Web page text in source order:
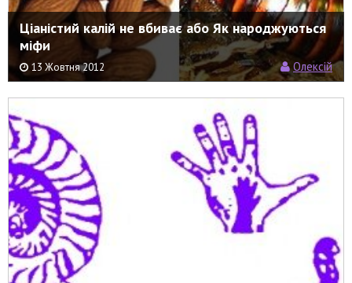
Ціаністий калій не вбиває або Як народжуються
міфи
13 Жовтня 2012 Олексій